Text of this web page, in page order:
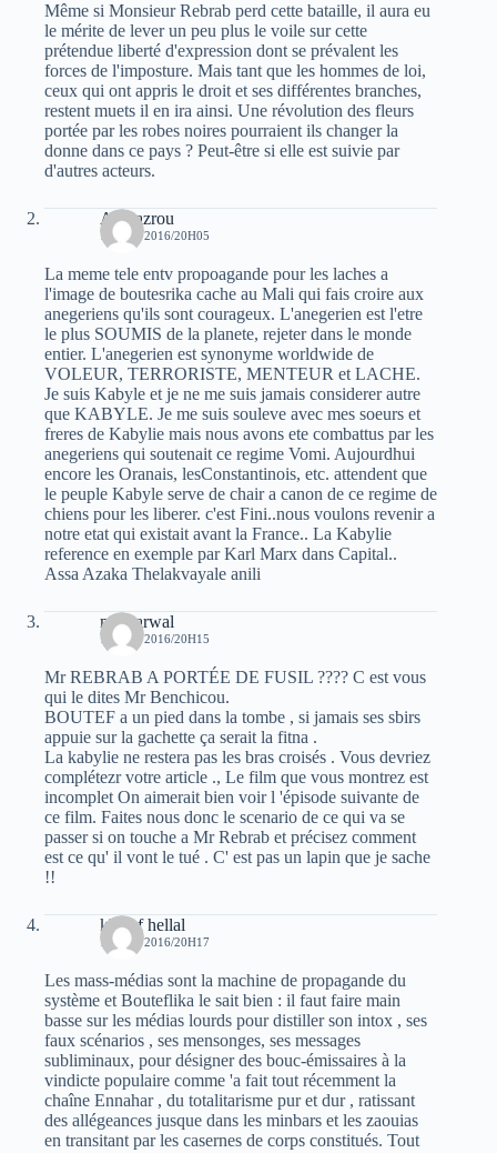
Même si Monsieur Rebrab perd cette bataille, il aura eu
le mérite de lever un peu plus le voile sur cette
prétendue liberté d'expression dont se prévalent les
forces de l'imposture. Mais tant que les hommes de loi,
ceux qui ont appris le droit et ses différentes branches,
restent muets il en ira ainsi. Une révolution des fleurs
portée par les robes noires pourraient ils changer la
donne dans ce pays ? Peut-être si elle est suivie par
d'autres acteurs.
Akli azrou
15 MAI 2016/20H05
La meme tele entv propoagande pour les laches a
l'image de boutesrika cache au Mali qui fais croire aux
anegeriens qu'ils sont courageux. L'anegerien est l'etre
le plus SOUMIS de la planete, rejeter dans le monde
entier. L'anegerien est synonyme worldwide de
VOLEUR, TERRORISTE, MENTEUR et LACHE.
Je suis Kabyle et je ne me suis jamais considerer autre
que KABYLE. Je me suis souleve avec mes soeurs et
freres de Kabylie mais nous avons ete combattus par les
anegeriens qui soutenait ce regime Vomi. Aujourdhui
encore les Oranais, lesConstantinois, etc. attendent que
le peuple Kabyle serve de chair a canon de ce regime de
chiens pour les liberer. c'est Fini..nous voulons revenir a
notre etat qui existait avant la France.. La Kabylie
reference en exemple par Karl Marx dans Capital..
Assa Azaka Thelakvayale anili
moh arwal
15 MAI 2016/20H15
Mr REBRAB A PORTÉE DE FUSIL ???? C est vous
qui le dites Mr Benchicou.
BOUTEF a un pied dans la tombe , si jamais ses sbirs
appuie sur la gachette ça serait la fitna .
La kabylie ne restera pas les bras croisés . Vous devriez
complétezr votre article ., Le film que vous montrez est
incomplet On aimerait bien voir l 'épisode suivante de
ce film. Faites nous donc le scenario de ce qui va se
passer si on touche a Mr Rebrab et précisez comment
est ce qu' il vont le tué . C' est pas un lapin que je sache
!!
khelaf hellal
15 MAI 2016/20H17
Les mass-médias sont la machine de propagande du
système et Bouteflika le sait bien : il faut faire main
basse sur les médias lourds pour distiller son intox , ses
faux scénarios , ses mensonges, ses messages
subliminaux, pour désigner des bouc-émissaires à la
vindicte populaire comme 'a fait tout récemment la
chaîne Ennahar , du totalitarisme pur et dur , ratissant
des allégeances jusque dans les minbars et les zaouias
en transitant par les casernes de corps constitués. Tout